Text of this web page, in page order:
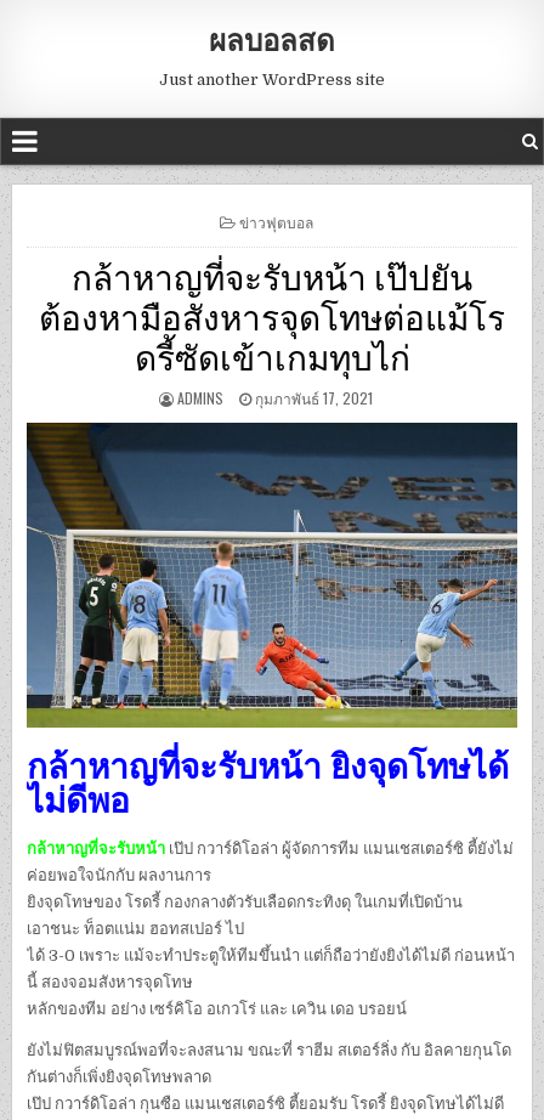
ผลบอลสด
Just another WordPress site
POSTED
ข่าวฟุตบอล
กล้าหาญที่จะรับหน้า เป๊ปยัน
ต้องหามือสังหารจุดโทษต่อแม้โร
ดรี้ซัดเข้าเกมทุบไก่
ADMINS กุมภาพันธ์ 17, 2021
กล้าหาญที่จะรับหน้า ยิงจุดโทษได้
ไม่ดีพอ
กล้าหาญที่จะรับหน้า เป๊ป กวาร์ดิโอล่า ผู้จัดการทีม แมนเชสเตอร์ซิ ตี้ยังไม่
ค่อยพอใจนักกับ ผลงานการ
ยิงจุดโทษของ โรดรี้ กองกลางตัวรับเลือดกระทิงดุ ในเกมที่เปิดบ้าน
เอาชนะ ท็อตแน่ม ฮอทสเปอร์ ไป
ได้ 3-0 เพราะ แม้จะทำประตูให้ทีมขึ้นนำ แต่ก็ถือว่ายังยิงได้ไม่ดี ก่อนหน้า
นี้ สองจอมสังหารจุดโทษ
หลักของทีม อย่าง เซร์คิโอ อเกวโร่ และ เควิน เดอ บรอยน์
ยังไม่ฟิตสมบูรณ์พอที่จะลงสนาม ขณะที่ ราฮีม สเตอร์ลิ่ง กับ อิลคายกุนโด
กันต่างก็เพิ่งยิงจุดโทษพลาด
เป๊ป กวาร์ดิโอล่า กุนซือ แมนเชสเตอร์ซิ ตี้ยอมรับ โรดรี้ ยิงจุดโทษได้ไม่ดี